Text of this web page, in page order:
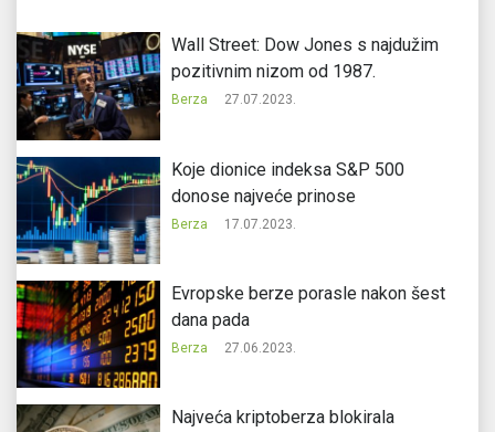
Wall Street: Dow Jones s najdužim
pozitivnim nizom od 1987.
Berza 27.07.2023.
Koje dionice indeksa S&P 500
donose najveće prinose
Berza 17.07.2023.
Evropske berze porasle nakon šest
dana pada
Berza 27.06.2023.
Najveća kriptoberza blokirala